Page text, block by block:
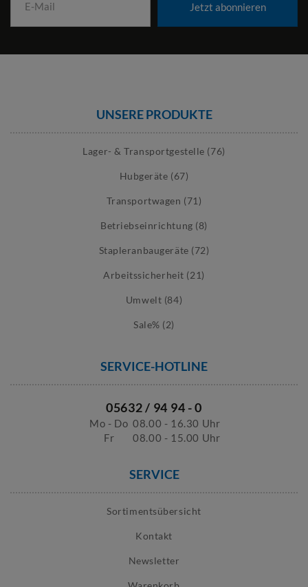
Jetzt abonnieren
UNSERE PRODUKTE
Lager- & Transportgestelle (76)
Hubgeräte (67)
Transportwagen (71)
Betriebseinrichtung (8)
Stapleranbaugeräte (72)
Arbeitssicherheit (21)
Umwelt (84)
Sale% (2)
SERVICE-HOTLINE
05632 / 94 94 - 0
Mo - Do 08.00 - 16.30 Uhr
Fr
08.00 - 15.00 Uhr
SERVICE
Sortimentsübersicht
Kontakt
Newsletter